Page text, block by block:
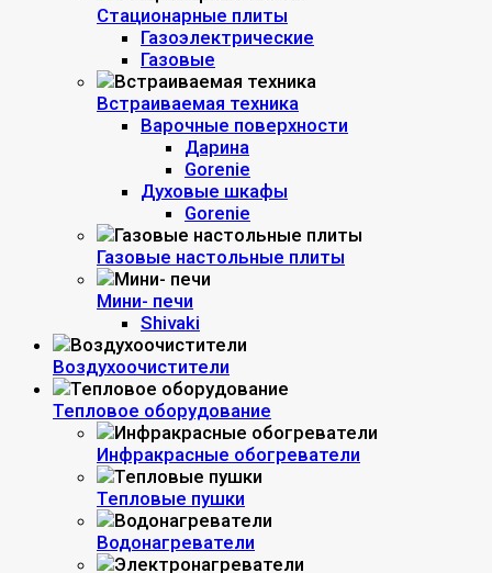
Стационарные плиты
Газоэлектрические
Газовые
Встраиваемая техника
Варочные поверхности
Дарина
Gorenie
Духовые шкафы
Gorenie
Газовые настольные плиты
Мини- печи
Shivaki
Воздухоочистители
Тепловое оборудование
Инфракрасные обогреватели
Тепловые пушки
Водонагреватели